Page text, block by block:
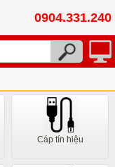
0904.331.240
Cáp tín hiệu